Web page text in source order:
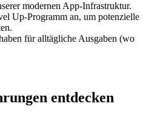
modernen App-Infrastruktur.
Up-Programm an, um potenzielle
für alltägliche Ausgaben (wo
entdecken